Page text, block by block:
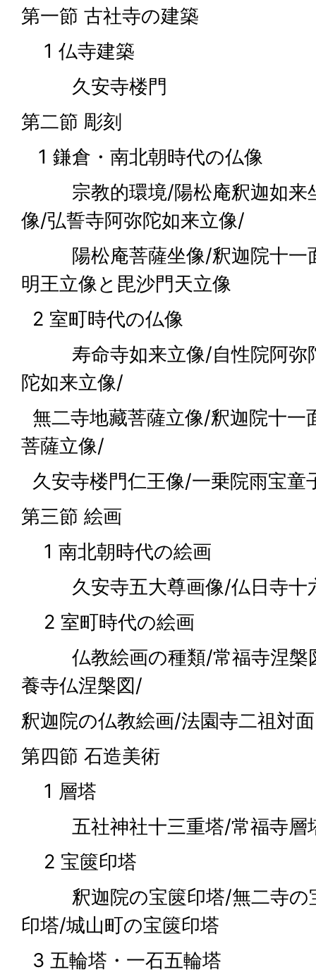
第一節 古社寺の建築
1 仏寺建築
久安寺楼門
第二節 彫刻
1 鎌倉・南北朝時代の仏像
宗教的環境/陽松庵釈迦如来
像/弘誓寺阿弥陀如来立像/
陽松庵菩薩坐像/釈迦院十一
明王立像と毘沙門天立像
2 室町時代の仏像
寿命寺如来立像/自性院阿弥
陀如来立像/
無二寺地藏菩薩立像/釈迦院十一
菩薩立像/
久安寺楼門仁王像/一乗院雨宝童
第三節 絵画
1 南北朝時代の絵画
久安寺五大尊画像/仏日寺十
2 室町時代の絵画
仏教絵画の種類/常福寺涅槃
養寺仏涅槃図/
釈迦院の仏教絵画/法園寺二祖対
第四節 石造美術
1 層塔
五社神社十三重塔/常福寺層
2 宝篋印塔
釈迦院の宝篋印塔/無二寺の
印塔/城山町の宝篋印塔
3 五輪塔・一石五輪塔